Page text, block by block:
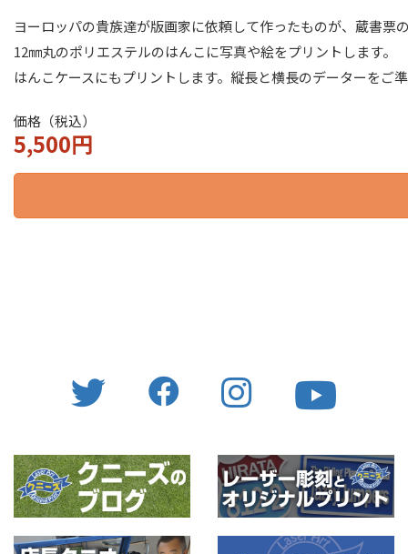
ヨーロッパの貴族達が版画家に依頼して作ったものが、蔵書票
12㎜丸のポリエステルのはんこに写真や絵をプリントします。
はんこケースにもプリントします。縦長と横長のデーターをご
価格（税込）
5,500円